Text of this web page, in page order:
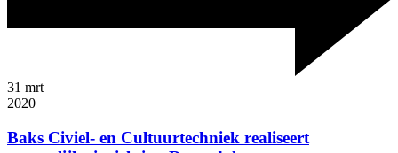
31 mrt
2020
Baks Civiel- en Cultuurtechniek realiseert